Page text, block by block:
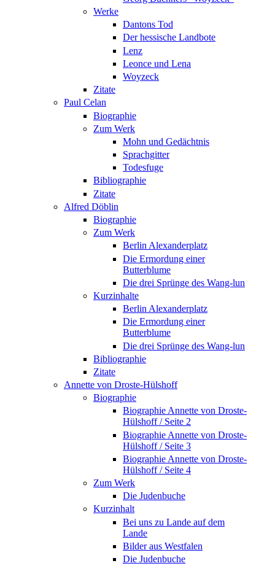
Werke
Dantons Tod
Der hessische Landbote
Lenz
Leonce und Lena
Woyzeck
Zitate
Paul Celan
Biographie
Zum Werk
Mohn und Gedächtnis
Sprachgitter
Todesfuge
Bibliographie
Zitate
Alfred Döblin
Biographie
Zum Werk
Berlin Alexanderplatz
Die Ermordung einer
Butterblume
Die drei Sprünge des Wang-lun
Kurzinhalte
Berlin Alexanderplatz
Die Ermordung einer
Butterblume
Die drei Sprünge des Wang-lun
Bibliographie
Zitate
Annette von Droste-Hülshoff
Biographie
Biographie Annette von Droste-
Hülshoff / Seite 2
Biographie Annette von Droste-
Hülshoff / Seite 3
Biographie Annette von Droste-
Hülshoff / Seite 4
Zum Werk
Die Judenbuche
Kurzinhalt
Bei uns zu Lande auf dem
Lande
Bilder aus Westfalen
Die Judenbuche